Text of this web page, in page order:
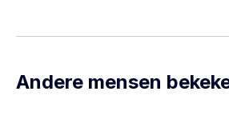
Andere mensen